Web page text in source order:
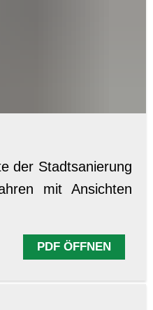
der Stadtsanierung
mit Ansichten
PDF ÖFFNEN